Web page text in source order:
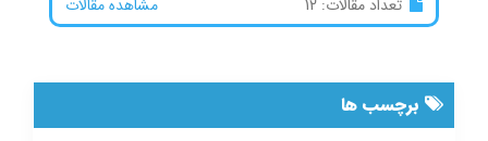
برچسب ها
تعداد مقالات: 12 مشاهده مقالات